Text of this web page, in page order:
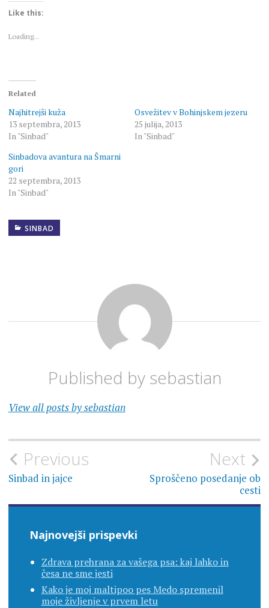
(Opens
in
Like this:
Loading...
Related
Najhitrejši kuža
13 septembra, 2013
In "Sinbad"
Osvežitev v Bohinjskem jezeru
25 julija, 2013
In "Sinbad"
Sinbadova avantura na Šmarni
gori
22 septembra, 2013
In "Sinbad"
SINBAD
Published by sebastian
View all posts by sebastian
Navigacija
prispevka
Previous
Sinbad in jajce
Next
Sproščeno posedanje ob
cesti
Najnovejši prispevki
Zdrava prehrana za vašega psa: kaj lahko in
česa ne sme jesti
Kako je moj maltipoo pes Medo spremenil
moje življenje v prvem letu